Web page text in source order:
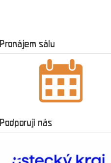
Pronájem sálu
Podporují nás